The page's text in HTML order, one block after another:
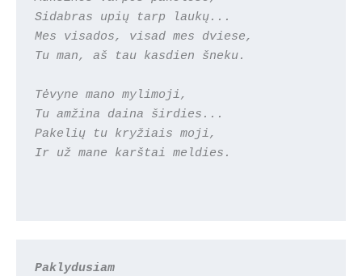
Sidabras upių tarp laukų...
Mes visados, visad mes dviese,
Tu man, aš tau kasdien šneku.
Tėvyne mano mylimoji,
Tu amžina daina širdies...
Pakelių tu kryžiais moji,
Ir už mane karštai meldies.
Paklydusiam